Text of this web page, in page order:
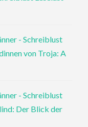
- Schreiblust
von Troja: A
- Schreiblust
Der Blick der